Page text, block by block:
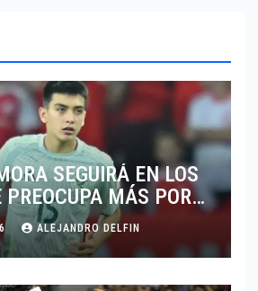
SEGUIRÁ EN LOS
PREOCUPA MÁS POR
EQUIPO.
ALEJANDRO DELFIN